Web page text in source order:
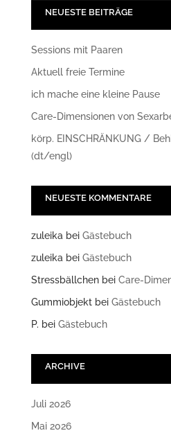
NEUESTE BEITRÄGE
Sessions mit Paaren
Aktuell freie Termine
ich mache eine kleine Pause
Care-Dimensionen von
körp. EINSCHRÄNKUNG /
(dt/engl)
NEUESTE KOMMENTARE
zuleikabei Gästebuch
zuleikabei Gästebuch
Stressbällchenbei Care-
Gummiobjektbei Gästebuch
P. bei Gästebuch
ARCHIVE
Juli 2026
Mai 2026